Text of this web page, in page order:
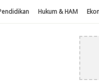
Hukum & HAM